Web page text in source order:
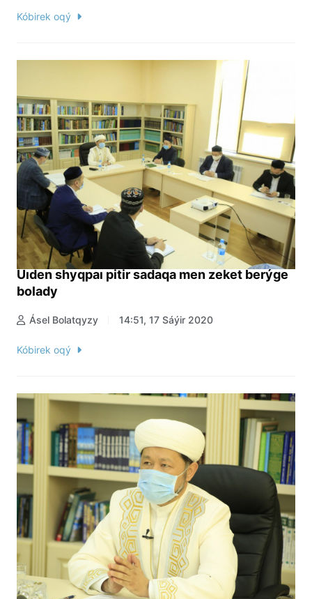
Kóbirek oqý
Úıden shyqpaı pitir sadaqa men zeket berýge
bolady
Ásel Bolatqyzy 14:51, 17 Sáýir 2020
Kóbirek oqý